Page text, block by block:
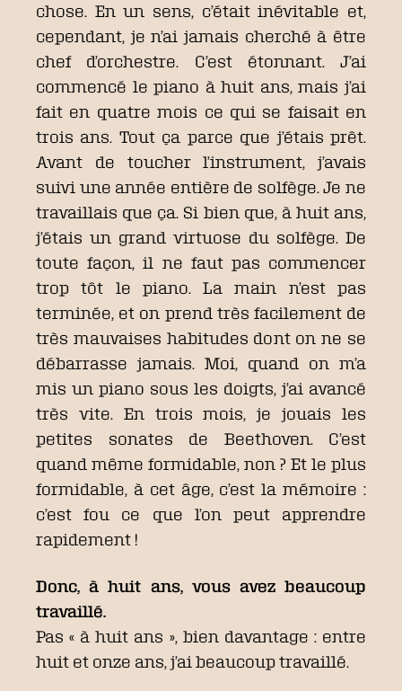
chose. En un sens, c’était inévitable et,
cependant, je n’ai jamais cherché à être
chef d’orchestre. C’est étonnant. J’ai
commencé le piano à huit ans, mais j’ai
fait en quatre mois ce qui se faisait en
trois ans. Tout ça parce que j’étais prêt.
Avant de toucher l’instrument, j’avais
suivi une année entière de solfège. Je ne
travaillais que ça. Si bien que, à huit ans,
j’étais un grand virtuose du solfège. De
toute façon, il ne faut pas commencer
trop tôt le piano. La main n’est pas
terminée, et on prend très facilement de
très mauvaises habitudes dont on ne se
débarrasse jamais. Moi, quand on m’a
mis un piano sous les doigts, j’ai avancé
très vite. En trois mois, je jouais les
petites sonates de Beethoven. C’est
quand même formidable, non ? Et le plus
formidable, à cet âge, c’est la mémoire :
c’est fou ce que l’on peut apprendre
rapidement !
Donc, à huit ans, vous avez beaucoup
travaillé.
Pas « à huit ans », bien davantage : entre
huit et onze ans, j’ai beaucoup travaillé.